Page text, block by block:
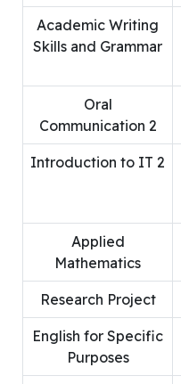
Academic Writing
Skills and Grammar
Oral
Communication 2
Introduction to IT 2
Applied
Mathematics
Research Project
English for Specific
Purposes